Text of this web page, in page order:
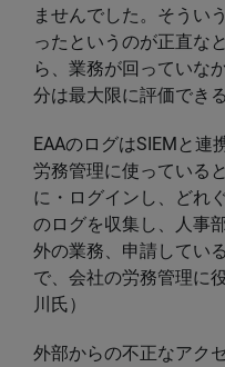
ませんでした。そうい
ったというのが正直な
ら、業務が回っていな
分は最大限に評価でき
EAAのログはSIEMと連
労務管理に使っている
に・ログインし、どれ
のログを収集し、人事
外の業務、申請してい
で、会社の労務管理に
川氏）
外部からの不正なアク